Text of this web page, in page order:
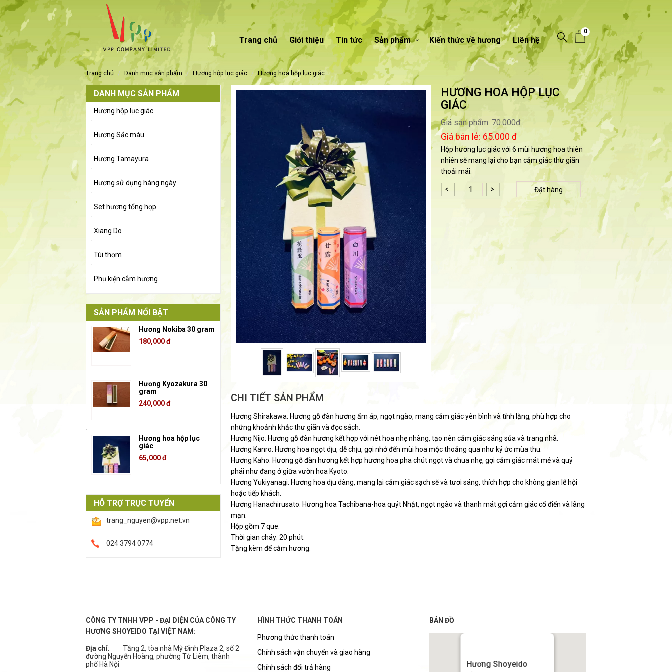
0
Trang chủ Giới thiệu Tin tức Sản phẩm Kiến thức về hương Liên hệ
trang chủ danh mục sản phẩm hương hộp lục giác hương hoa hộp lục giác
DANH MỤC SẢN PHẨM
Hương hộp lục giác
Hương Sắc màu
Hương Tamayura
Hương sử dụng hàng ngày
Set hương tổng hợp
Xiang Do
Túi thơm
Phụ kiện cắm hương
SẢN PHẨM NỔI BẬT
Hương Nokiba 30 gram
180,000 đ
Hương Kyozakura 30
gram
240,000 đ
Hương hoa hộp lục
giác
65,000 đ
HỖ TRỢ TRỰC TUYẾN
trang_nguyen@vpp.net.vn
024 3794 0774
HƯƠNG HOA HỘP LỤC
GIÁC
Giá sản phẩm:70.000đ
Giá bán lẻ: 65.000 đ
Hộp hương lục giác với 6 mùi hương hoa thiên
nhiên sẽ mang lại cho bạn cảm giác thư giãn
thoải mái.
Đặt hàng
CHI TIẾT SẢN PHẨM
Hương Shirakawa: Hương gỗ đàn hương ấm áp, ngọt ngào, mang cảm giác yên bình và tĩnh lặng, phù hợp cho
những khoảnh khắc thư giãn và đọc sách.
Hương Nijo: Hương gỗ đàn hương kết hợp với nét hoa nhẹ nhàng, tạo nên cảm giác sáng sủa và trang nhã.
Hương Kanro: Hương hoa ngọt dịu, dễ chịu, gợi nhớ đến mùi hoa mộc thoảng qua như ký ức mùa thu.
Hương Kaho: Hương gỗ đàn hương kết hợp hương hoa pha chút ngọt và chua nhẹ, gợi cảm giác mát mẻ và quý
phái như đang ở giữa vườn hoa Kyoto.
Hương Yukiyanagi: Hương hoa dịu dàng, mang lại cảm giác sạch sẽ và tươi sáng, thích hợp cho không gian lễ hội
hoặc tiếp khách.
Hương Hanachirusato: Hương hoa Tachibana-hoa quýt Nhật, ngọt ngào và thanh mát gợi cảm giác cổ điển và lãng
mạn.
Hộp gồm 7 que.
Thời gian cháy: 20 phút.
Tặng kèm đế cắm hương.
CÔNG TY TNHH VPP - ĐẠI DIỆN CỦA CÔNG TY
HƯƠNG SHOYEIDO TẠI VIỆT NAM:
Địa chỉ: Tầng 2, tòa nhà Mỹ Đình Plaza 2, số 2
đường Nguyễn Hoàng, phường Từ Liêm, thành
phố Hà Nội
HÌNH THỨC THANH TOÁN
Phương thức thanh toán
Chính sách vận chuyển và giao hàng
Chính sách đổi trả hàng
BẢN ĐỒ
Hương Shoyeido